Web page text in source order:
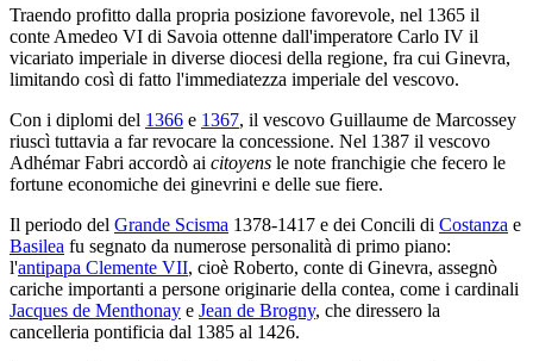
Traendo profitto dalla propria posizione favorevole, nel 1365 il
conte Amedeo VI di Savoia ottenne dall'imperatore Carlo IV il
vicariato imperiale in diverse diocesi della regione, fra cui Ginevra,
limitando così di fatto l'immediatezza imperiale del vescovo.
Con i diplomi del 1366 e 1367, il vescovo Guillaume de Marcossey
riuscì tuttavia a far revocare la concessione. Nel 1387 il vescovo
Adhémar Fabri accordò ai citoyens le note franchigie che fecero le
fortune economiche dei ginevrini e delle sue fiere.
Il periodo del Grande Scisma 1378-1417 e dei Concili di Costanza e
Basilea fu segnato da numerose personalità di primo piano:
l'antipapa Clemente VII, cioè Roberto, conte di Ginevra, assegnò
cariche importanti a persone originarie della contea, come i cardinali
Jacques de Menthonay e Jean de Brogny, che diressero la
cancelleria pontificia dal 1385 al 1426.